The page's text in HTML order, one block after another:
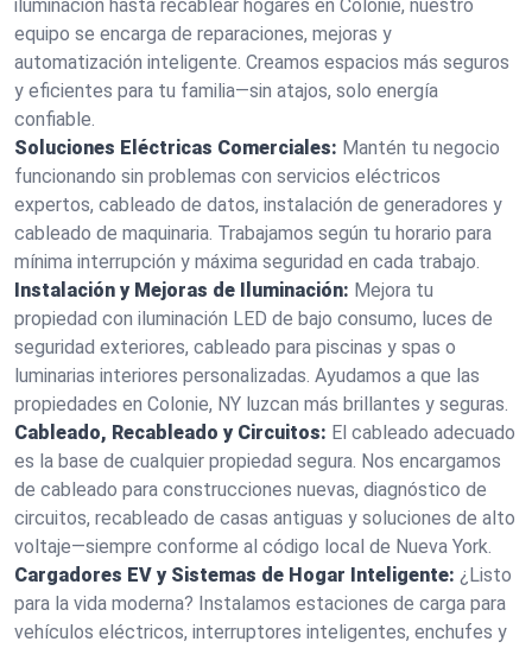
iluminación hasta recablear hogares en Colonie, nuestro
equipo se encarga de reparaciones, mejoras y
automatización inteligente. Creamos espacios más seguros
y eficientes para tu familia—sin atajos, solo energía
confiable.
Soluciones Eléctricas Comerciales: Mantén tu negocio
funcionando sin problemas con servicios eléctricos
expertos, cableado de datos, instalación de generadores y
cableado de maquinaria. Trabajamos según tu horario para
mínima interrupción y máxima seguridad en cada trabajo.
Instalación y Mejoras de Iluminación: Mejora tu
propiedad con iluminación LED de bajo consumo, luces de
seguridad exteriores, cableado para piscinas y spas o
luminarias interiores personalizadas. Ayudamos a que las
propiedades en Colonie, NY luzcan más brillantes y seguras.
Cableado, Recableado y Circuitos: El cableado adecuado
es la base de cualquier propiedad segura. Nos encargamos
de cableado para construcciones nuevas, diagnóstico de
circuitos, recableado de casas antiguas y soluciones de alto
voltaje—siempre conforme al código local de Nueva York.
Cargadores EV y Sistemas de Hogar Inteligente: ¿Listo
para la vida moderna? Instalamos estaciones de carga para
vehículos eléctricos, interruptores inteligentes, enchufes y